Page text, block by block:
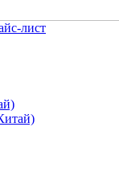
лист